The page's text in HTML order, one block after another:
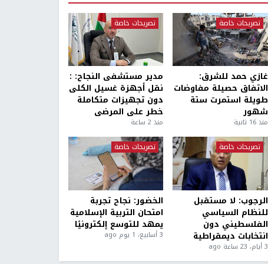
تصريحات خاصة
غازي حمد للشرق:
الاتفاق حصيلة مفاوضات
طويلة استمرت ستة
شهور
منذ 16 ثانية
تصريحات خاصة
مدير مستشفى النجاح: :
نقل أجهزة غسيل الكلى
دون تجهيزات متكاملة
خطر على المرضى
منذ 2 ساعة
تصريحات خاصة
الرجوب: لا مستقبل
للنظام السياسي
الفلسطيني دون
انتخابات ديمقراطية
3 أيام، 23 ساعة ago
تصريحات خاصة
الخضور: نجاح تجربة
امتحان التربية الإسلامية
يمهد للتوسع إلكترونيًا
3 أسابيع، 1 يوم ago